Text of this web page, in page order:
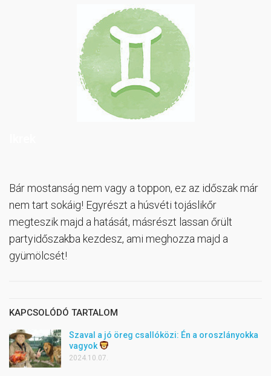
Bár mostanság nem vagy a toppon, ez az időszak már
nem tart sokáig! Egyrészt a húsvéti tojáslikőr
megteszik majd a hatását, másrészt lassan őrült
partyidőszakba kezdesz, ami meghozza majd a
gyümölcsét!
KAPCSOLÓDÓ TARTALOM
Szaval a jó öreg csallóközi: Én a oroszlányokka
vagyok
2024.10.07.